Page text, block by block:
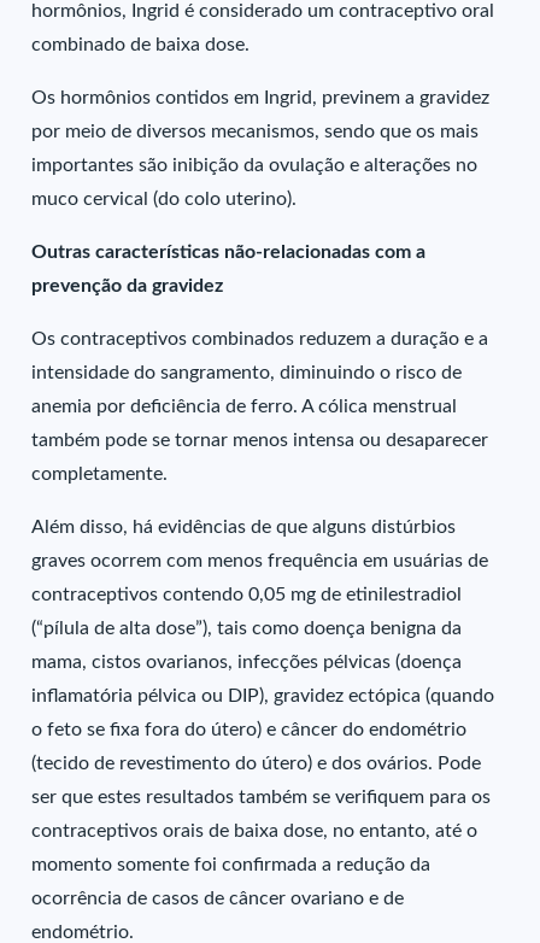
hormônios, Ingrid é considerado um contraceptivo oral
combinado de baixa dose.
Os hormônios contidos em Ingrid, previnem a gravidez
por meio de diversos mecanismos, sendo que os mais
importantes são inibição da ovulação e alterações no
muco cervical (do colo uterino).
Outras características não-relacionadas com a
prevenção da gravidez
Os contraceptivos combinados reduzem a duração e a
intensidade do sangramento, diminuindo o risco de
anemia por deficiência de ferro. A cólica menstrual
também pode se tornar menos intensa ou desaparecer
completamente.
Além disso, há evidências de que alguns distúrbios
graves ocorrem com menos frequência em usuárias de
contraceptivos contendo 0,05 mg de etinilestradiol
(“pílula de alta dose”), tais como doença benigna da
mama, cistos ovarianos, infecções pélvicas (doença
inflamatória pélvica ou DIP), gravidez ectópica (quando
o feto se fixa fora do útero) e câncer do endométrio
(tecido de revestimento do útero) e dos ovários. Pode
ser que estes resultados também se verifiquem para os
contraceptivos orais de baixa dose, no entanto, até o
momento somente foi confirmada a redução da
ocorrência de casos de câncer ovariano e de
endométrio.